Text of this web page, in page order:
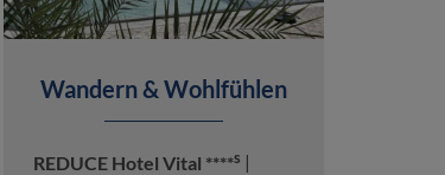
Wandern & Wohlfühlen
REDUCE Hotel Vital ****s |